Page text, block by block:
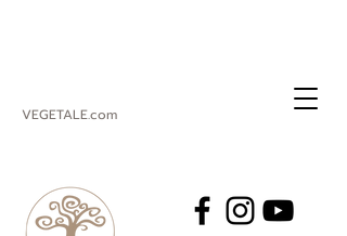
VEGETALE.com